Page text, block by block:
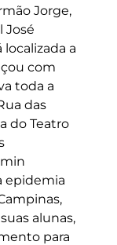
Jorge,
José
a
com
toda a
das
do Teatro
epidemia
alunas,
para